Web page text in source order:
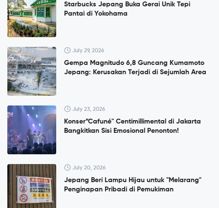
Starbucks Jepang Buka Gerai Unik Tepi
Pantai di Yokohama
July 29, 2026
Gempa Magnitudo 6,8 Guncang Kumamoto
Jepang: Kerusakan Terjadi di Sejumlah Area
July 23, 2026
Konser”Cafuné" Centimillimental di Jakarta
Bangkitkan Sisi Emosional Penonton!
July 20, 2026
Jepang Beri Lampu Hijau untuk "Melarang"
Penginapan Pribadi di Pemukiman